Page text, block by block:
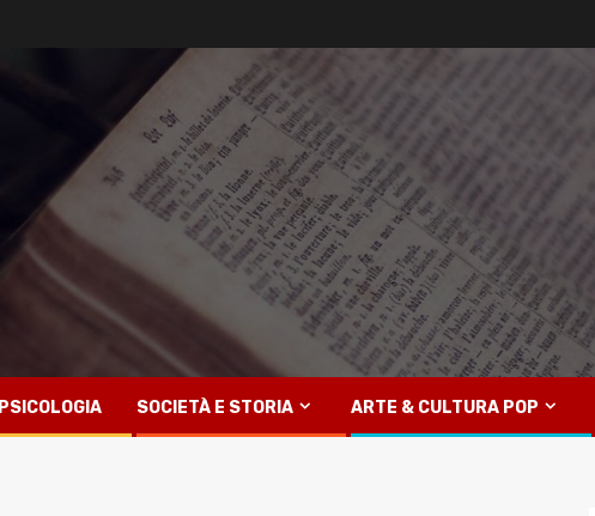
PSICOLOGIA SOCIETÀ E STORIA ARTE & CULTURA POP